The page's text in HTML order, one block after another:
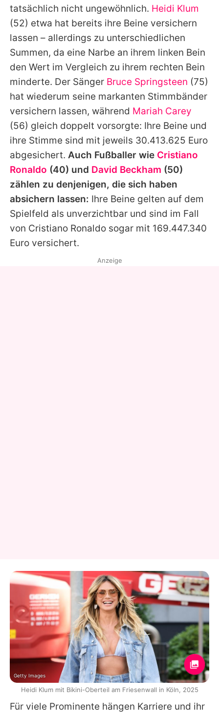
tatsächlich nicht ungewöhnlich. Heidi Klum
(52) etwa hat bereits ihre Beine versichern
lassen – allerdings zu unterschiedlichen
Summen, da eine Narbe an ihrem linken Bein
den Wert im Vergleich zu ihrem rechten Bein
minderte. Der Sänger Bruce Springsteen (75)
hat wiederum seine markanten Stimmbänder
versichern lassen, während Mariah Carey
(56) gleich doppelt vorsorgte: Ihre Beine und
ihre Stimme sind mit jeweils 30.413.625 Euro
abgesichert. Auch Fußballer wie Cristiano
Ronaldo (40) und David Beckham (50)
zählen zu denjenigen, die sich haben
absichern lassen: Ihre Beine gelten auf dem
Spielfeld als unverzichtbar und sind im Fall
von Cristiano Ronaldo sogar mit 169.447.340
Euro versichert.
Für viele Prominente hängen Karriere und ihr
Anzeige
Getty Images
Heidi Klum mit Bikini-Oberteil am Friesenwall in Köln, 2025